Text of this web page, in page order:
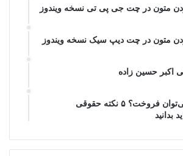
متون در چت جی پی تی نسخه ویندوز
متون در چت دیپ سیک نسخه ویندوز
اکبر حسین زاده
ملک در رهن را می‌توان فروخت؟ ۵ نکته حقوقی
بدانید